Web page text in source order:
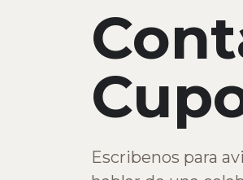
Escribenos para